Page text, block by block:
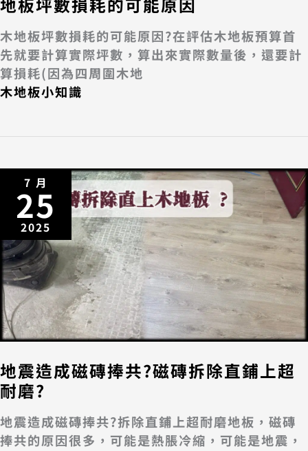
木地板坪數損耗的可能原因?在評估木地板預算首
先就要計算實際坪數，算出來實際數量後，還要計
算損耗(因為四周圍木地
木地板小知識
7 月
25
2025
地震造成磁磚捧共?磁磚拆除直鋪上超
耐磨?
地震造成磁磚捧共?拆除直鋪上超耐磨地板，磁磚
捧共的原因很多，可能是熱脹冷縮，可能是地震，